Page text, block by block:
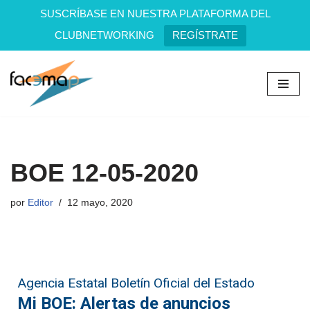
SUSCRÍBASE EN NUESTRA PLATAFORMA DEL
CLUBNETWORKING
REGÍSTRATE
Saltar
BOE 12-05-2020
por Editor 12 mayo, 2020
Agencia Estatal Boletín Oficial del Estado
Mi BOE: Alertas de anuncios